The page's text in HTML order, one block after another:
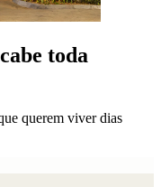
toda
querem viver dias